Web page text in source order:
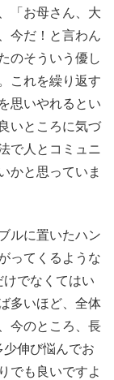
「お母さん、大
今だ！と言わん
のそういう優し
これを繰り返す
思いやれるとい
いところに気づ
で人とコミュニ
かと思っていま
ルに置いたハン
ってくるような
でなくてはい
多いほど、全体
今のところ、長
伸び悩んでお
でも良いですよ